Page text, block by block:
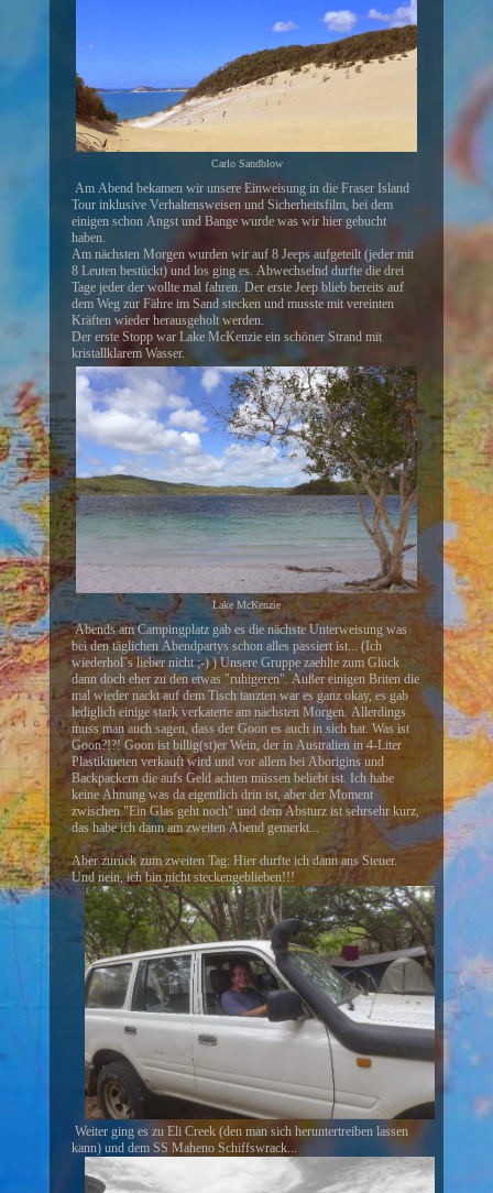
Carlo Sandblow
Am Abend bekamen wir unsere Einweisung in die Fraser Island
Tour inklusive Verhaltensweisen und Sicherheitsfilm, bei dem
einigen schon Angst und Bange wurde was wir hier gebucht
haben.
Am nächsten Morgen wurden wir auf 8 Jeeps aufgeteilt (jeder mit
8 Leuten bestückt) und los ging es. Abwechselnd durfte die drei
Tage jeder der wollte mal fahren. Der erste Jeep blieb bereits auf
dem Weg zur Fähre im Sand stecken und musste mit vereinten
Kräften wieder herausgeholt werden.
Der erste Stopp war Lake McKenzie ein schöner Strand mit
kristallklarem Wasser.
Lake McKenzie
Abends am Campingplatz gab es die nächste Unterweisung was
bei den täglichen Abendpartys schon alles passiert ist... (Ich
wiederhol`s lieber nicht ;-) ) Unsere Gruppe zaehlte zum Glück
dann doch eher zu den etwas "ruhigeren". Außer einigen Briten die
mal wieder nackt auf dem Tisch tanzten war es ganz okay, es gab
lediglich einige stark verkaterte am nächsten Morgen. Allerdings
muss man auch sagen, dass der Goon es auch in sich hat. Was ist
Goon?!?! Goon ist billig(st)er Wein, der in Australien in 4-Liter
Plastiktueten verkauft wird und vor allem bei Aborigins und
Backpackern die aufs Geld achten müssen beliebt ist. Ich habe
keine Ahnung was da eigentlich drin ist, aber der Moment
zwischen "Ein Glas geht noch" und dem Absturz ist sehrsehr kurz,
das habe ich dann am zweiten Abend gemerkt...
Aber zurück zum zweiten Tag: Hier durfte ich dann ans Steuer.
Und nein, ich bin nicht steckengeblieben!!!
Weiter ging es zu Eli Creek (den man sich heruntertreiben lassen
kann) und dem SS Maheno Schiffswrack...